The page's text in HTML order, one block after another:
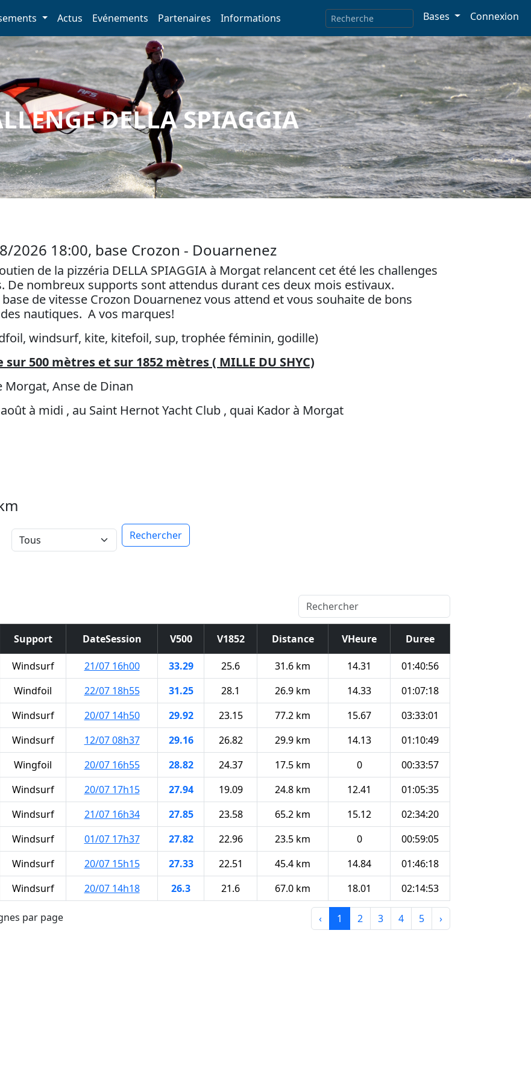
Actus Evénements Partenaires Informations Bases Connexion
DELLA SPIAGGIA
2026 18:00, base Crozon - Douarnenez
de la pizzéria DELLA SPIAGGIA à Morgat relancent cet été les challenges
De nombreux supports sont attendus durant ces deux mois estivaux.
de vitesse Crozon Douarnenez vous attend et vous souhaite de bons
nautiques. A vos marques!
windsurf, kite, kitefoil, sup, trophée féminin, godille)
sur 500 mètres et sur 1852 mètres ( MILLE DU SHYC)
Morgat, Anse de Dinan
août à midi , au Saint Hernot Yacht Club , quai Kador à Morgat
Rechercher
Support DateSession V500 V1852 Distance VHeure Duree
Windsurf 21/07 16h00 33.29 25.6 31.6 km 14.31
01:40:56
Windfoil 22/07 18h55 31.25 28.1 26.9 km 14.33
01:07:18
Windsurf 20/07 14h50 29.92 23.15 77.2 km 15.67
03:33:01
Windsurf 12/07 08h37 29.16 26.82 29.9 km 14.13
01:10:49
Wingfoil 20/07 16h55 28.82 24.37 17.5 km 0
00:33:57
Windsurf 20/07 17h15 27.94 19.09 24.8 km 12.41
01:05:35
Windsurf 21/07 16h34 27.85 23.58 65.2 km 15.12
02:34:20
Windsurf 01/07 17h37 27.82 22.96 23.5 km 0
00:59:05
Windsurf 20/07 15h15 27.33 22.51 45.4 km 14.84
01:46:18
Windsurf 20/07 14h18 26.3 21.6 67.0 km 18.01 02:14:53
par page ‹ 1 2 3 4 5 ›